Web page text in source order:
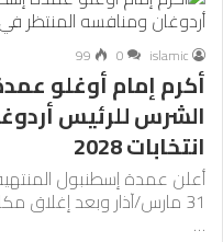
islamic
0
99
أكرم إمام أوغلو
الشرس للرئيس
انتخابات 2028
أعلن عمدة إسطنبول
31 مارس/آذار وبعد إغلاق
…